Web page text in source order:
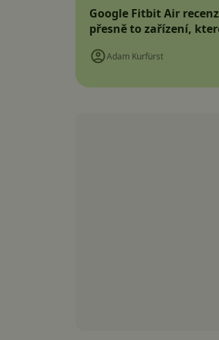
Google Fitbit Air
přesně to zařízení,
Adam Kurfürst